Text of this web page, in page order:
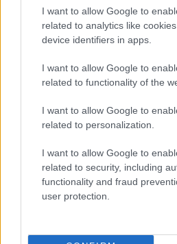
I want to allow Google to
related to analytics like
device identifiers in apps.
I want to allow Google to
related to functionality of the
I want to allow Google to
related to personalization.
I want to allow Google to
related to security, including
functionality and fraud
user protection.
Ελλάδα|11.11.2021 08:00
Θεσσαλονίκη: Πήρε
Το ατύχημα σημειώθηκε